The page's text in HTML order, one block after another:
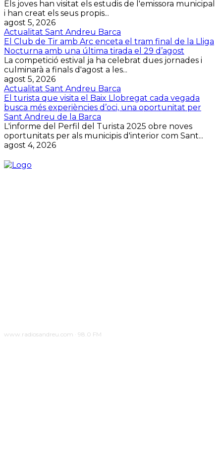
Els joves han visitat els estudis de l'emissora municipal
i han creat els seus propis...
agost 5, 2026
Actualitat Sant Andreu Barca
El Club de Tir amb Arc enceta el tram final de la Lliga
Nocturna amb una última tirada el 29 d’agost
La competició estival ja ha celebrat dues jornades i
culminarà a finals d'agost a les...
agost 5, 2026
Actualitat Sant Andreu Barca
El turista que visita el Baix Llobregat cada vegada
busca més experiències d’oci, una oportunitat per
Sant Andreu de la Barca
L'informe del Perfil del Turista 2025 obre noves
oportunitats per als municipis d'interior com Sant...
agost 4, 2026
www.radiosandreu.com · 98.0 FM